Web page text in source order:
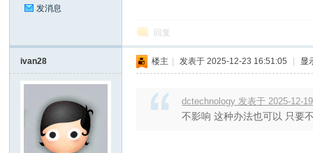
发消息
回复
ivan28 楼主 发表于 2025-12-23 16:51:05 显
dctechnology 发表于 2025-12-
不影响 这种办法也可以 只要